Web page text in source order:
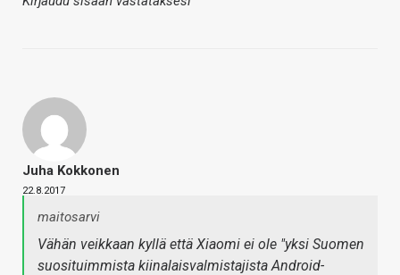
Juha Kokkonen
22.8.2017
maitosarvi
Vähän veikkaan kyllä että Xiaomi ei ole "yksi Suomen
suosituimmista kiinalaisvalmistajista Android-